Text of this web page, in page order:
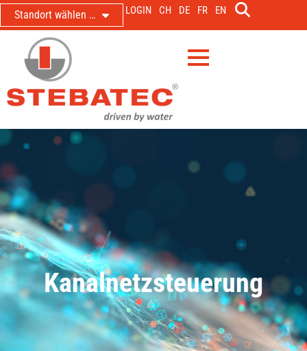
Standort wählen … LOGIN CH DE FR EN
Kanalnetzsteuerung